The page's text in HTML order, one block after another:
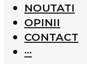
NOUTATI
OPINII
CONTACT
···